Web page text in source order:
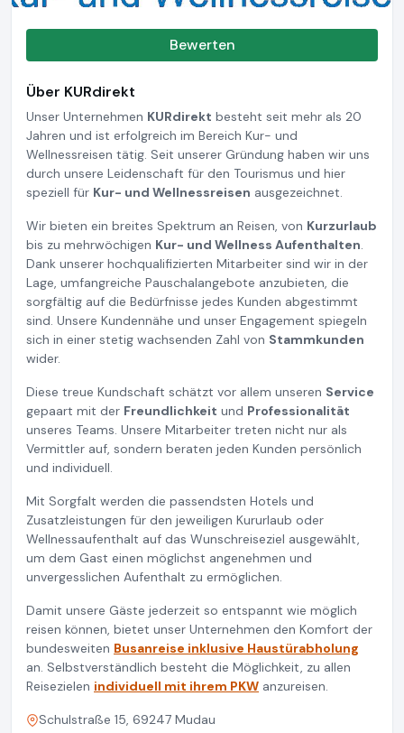
Bewerten
Über KURdirekt
Unser Unternehmen KURdirekt besteht seit mehr als 20
Jahren und ist erfolgreich im Bereich Kur- und
Wellnessreisen tätig. Seit unserer Gründung haben wir uns
durch unsere Leidenschaft für den Tourismus und hier
speziell für Kur- und Wellnessreisen ausgezeichnet.
Wir bieten ein breites Spektrum an Reisen, von Kurzurlaub
bis zu mehrwöchigen Kur- und Wellness Aufenthalten.
Dank unserer hochqualifizierten Mitarbeiter sind wir in der
Lage, umfangreiche Pauschalangebote anzubieten, die
sorgfältig auf die Bedürfnisse jedes Kunden abgestimmt
sind. Unsere Kundennähe und unser Engagement spiegeln
sich in einer stetig wachsenden Zahl von Stammkunden
wider.
Diese treue Kundschaft schätzt vor allem unseren Service
gepaart mit der Freundlichkeit und Professionalität
unseres Teams. Unsere Mitarbeiter treten nicht nur als
Vermittler auf, sondern beraten jeden Kunden persönlich
und individuell.
Mit Sorgfalt werden die passendsten Hotels und
Zusatzleistungen für den jeweiligen Kururlaub oder
Wellnessaufenthalt auf das Wunschreiseziel ausgewählt,
um dem Gast einen möglichst angenehmen und
unvergesslichen Aufenthalt zu ermöglichen.
Damit unsere Gäste jederzeit so entspannt wie möglich
reisen können, bietet unser Unternehmen den Komfort der
bundesweiten Busanreise inklusive Haustürabholung
an. Selbstverständlich besteht die Möglichkeit, zu allen
Reisezielen individuell mit ihrem PKW anzureisen.
Schulstraße 15, 69247 Mudau